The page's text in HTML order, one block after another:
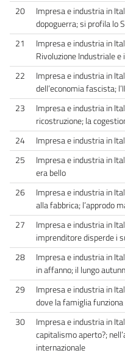
20
Impresa e industria in
dopoguerra; si profila lo
21
Impresa e industria in
Rivoluzione Industriale
22
Impresa e industria in
dell’economia fascista;
23
Impresa e industria in
ricostruzione; la
24
Impresa e industria in
25
Impresa e industria in
era bello
26
Impresa e industria in
alla fabbrica; l’approdo
27
Impresa e industria in
imprenditore disperde i
28
Impresa e industria in
in affanno; il lungo
29
Impresa e industria in
dove la famiglia funziona
30
Impresa e industria in
capitalismo aperto?;
internazionale